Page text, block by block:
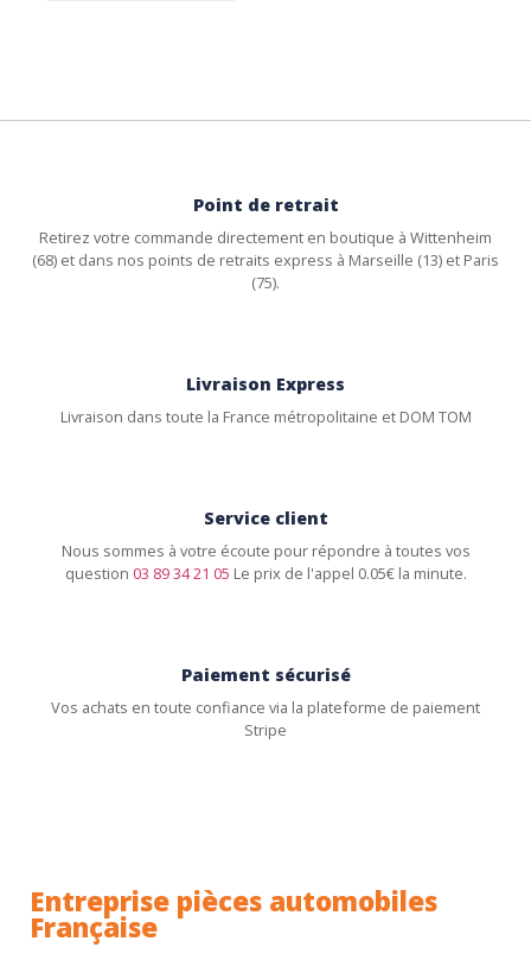
Point de retrait
Retirez votre commande directement en boutique à Wittenheim
(68) et dans nos points de retraits express à Marseille (13) et Paris
(75).
Livraison Express
Livraison dans toute la France métropolitaine et DOM TOM
Service client
Nous sommes à votre écoute pour répondre à toutes vos
question 03 89 34 21 05 Le prix de l'appel 0.05€ la minute.
Paiement sécurisé
Vos achats en toute confiance via la plateforme de paiement
Stripe
Entreprise pièces automobiles
Française